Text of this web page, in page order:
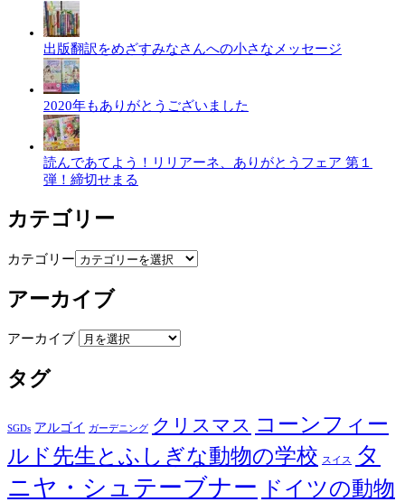
出版翻訳をめざすみなさんへの小さなメッセージ
2020年もありがとうございました
読んであてよう！リリアーネ、ありがとうフェア 第１
弾！締切せまる
カテゴリー
カテゴリー
アーカイブ
アーカイブ
タグ
SGDs アルゴイ ガーデニング クリスマス コーンフィー
ルド先生とふしぎな動物の学校 スイス
タ
ニヤ・シュテーブナー ドイツの動物